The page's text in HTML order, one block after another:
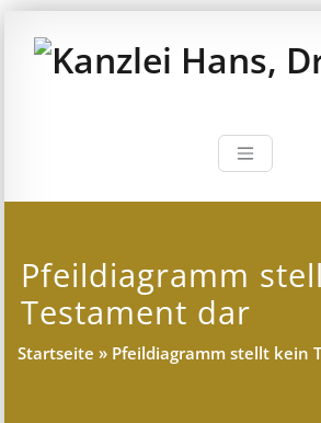
Inhalt
springen
Pfeildiagramm
Testament dar
Startseite » Pfeildiagramm stellt kein